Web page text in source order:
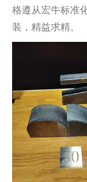
格遵从宏牛标准
装，精益求精。